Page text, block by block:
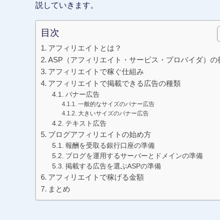
説していきます。
目次
アフィリエイトとは？
ASP（アフィリエイト・サービス・プロバイダ）の
アフィリエイトで稼ぐ仕組み
アフィリエイトで掲載できる広告の種類
バナー広告
一般的なサイズのバナー広告
大きいサイズのバナー広告
テキスト広告
ブログアフィリエイトの始め方
報酬を受取る銀行口座の準備
ブログを運用するサーバーとドメインの準備
掲載する広告を選ぶASPの準備
アフィリエイトで稼げる金額
まとめ